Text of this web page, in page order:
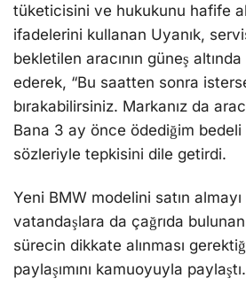
tüketicisini ve hukukunu hafife
ifadelerini kullanan Uyanık,
bekletilen aracının güneş altında
ederek, “Bu saatten sonra
bırakabilirsiniz. Markanız da
Bana 3 ay önce ödediğim bedeli
sözleriyle tepkisini dile getirdi.
Yeni BMW modelini satın almayı
vatandaşlara da çağrıda bulunan
sürecin dikkate alınması
paylaşımını kamuoyuyla paylaştı.